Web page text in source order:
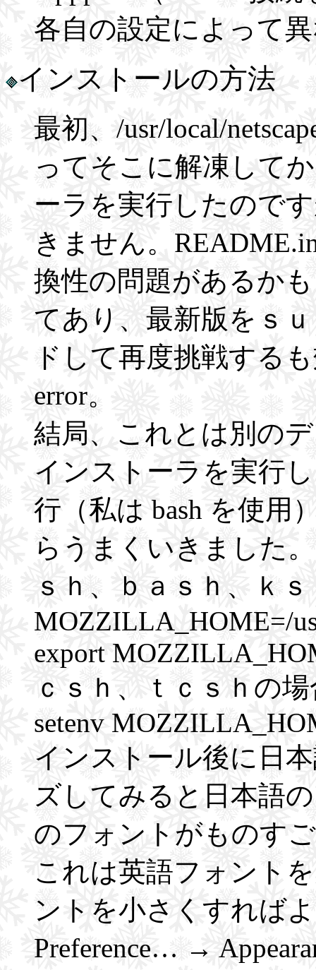
各自の設定によって
インストールの方法
最初、/usr/local/
ってそこに解凍して
ーラを実行したので
きません。
換性の問題があるか
てあり、最新版をｓ
ドして再度挑戦する
error。
結局、これとは別の
インストーラを実行
行（私は bash を使用
らうまくいきました。
ｓｈ、ｂａｓｈ、ｋ
MOZZILLA_HOME=/
export
ｃｓｈ、ｔｃｓｈの
setenv
インストール後に日
ズしてみると日本語
のフォントがものす
これは英語フォント
ントを小さくすれば
Preference… →